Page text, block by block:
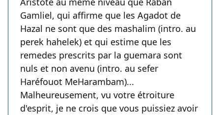
Gamliel, qui affirme que les Agadot de
Hazal ne sont que des mashalim (intro. au
perek hahelek) et qui estime que les
remedes prescrits par la guemara sont
nuls et non avenu (intro. au sefer
Haréfouot MeHarambam)...
Malheureusement, vu votre étroiture
d'esprit, je ne crois que vous puissiez avoir